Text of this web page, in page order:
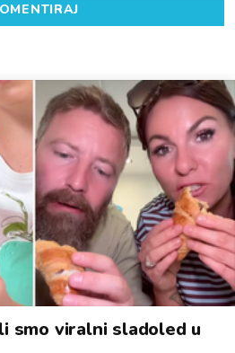
smo viralni sladoled u